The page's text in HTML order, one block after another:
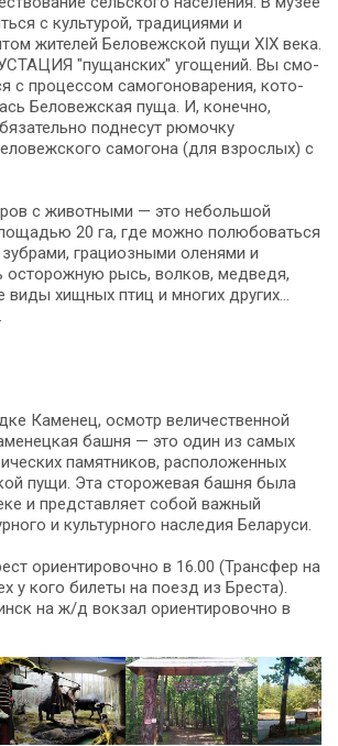
с культурой, тра­ди­ци­я­ми и
жи­те­лей Бе­ло­веж­ской пу­щи XIX ве­ка.
"пущанских" угощений. Вы смо­
с процессом самогоноварения, ко­то­
Бе­ло­веж­ская пу­ща. И, ко­неч­но,
поднесут рюмочку
са­мо­го­на (для взрос­лых) с
с животными — это небольшой
20 га, где можно полюбоваться
грациозными оленями и
осторожную рысь, волков, медведя,
виды хищных птиц и многих других…
Каменец, осмотр величественной
башня — это один из самых
памятников, расположенных
пущи. Эта сторожевая башня была
и представляет собой важный
и культурного наследия Беларуси.
ориентировочно в 16.00 (Трансфер на
у кого билеты на поезд из Бреста).
на ж/д вокзал ориентировочно в